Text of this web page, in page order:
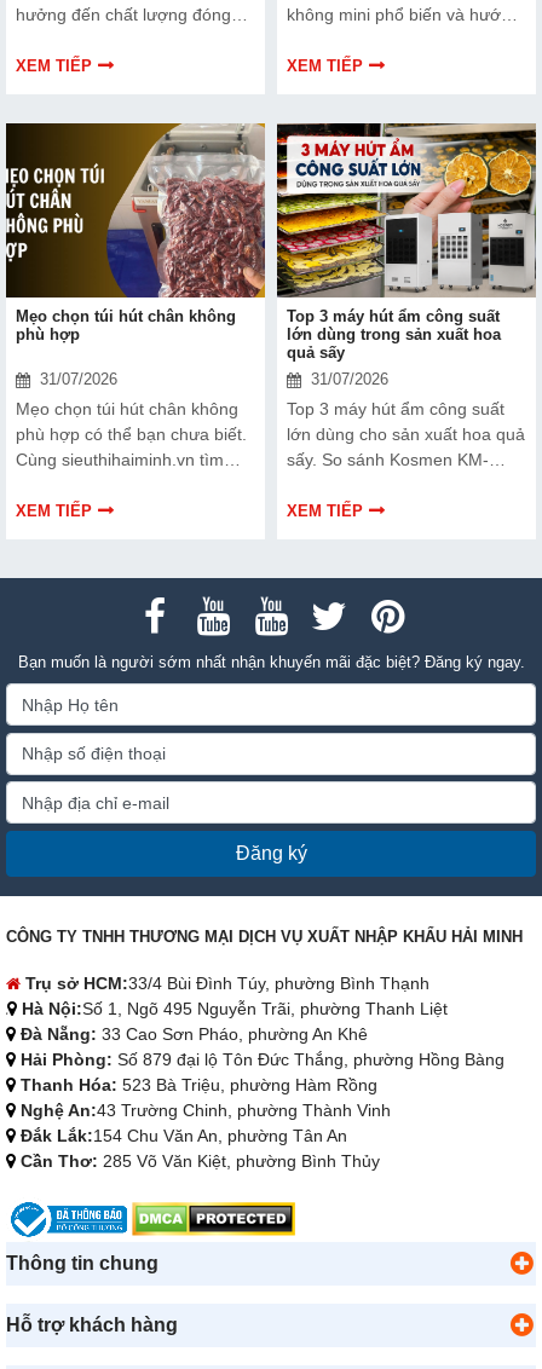
hưởng đến chất lượng đóng
Bài viết dưới đây sẽ giúp bạn
XEM TIẾP
không mini phổ biến và hướng
chuẩn kỹ thuật ngay tại nhà.
XEM TIẾP
Mẹo chọn túi hút chân không
phù hợp
31/07/2026
Mẹo chọn túi hút chân không
phù hợp có thể bạn chưa biết.
Cùng sieuthihaiminh.vn tìm
thông tin bài viết dưới đây nhé!
XEM TIẾP
Top 3 máy hút ẩm công suất
lớn dùng trong sản xuất hoa
quả sấy
31/07/2026
Top 3 máy hút ẩm công suất
lớn dùng cho sản xuất hoa quả
sấy. So sánh Kosmen KM-
FujiE HM-1800D theo công
XEM TIẾP
Bạn muốn là người sớm nhất nhận khuyến mãi đặc biệt? Đăng ký ngay.
Đăng ký
CÔNG TY TNHH THƯƠNG MẠI DỊCH VỤ XUẤT NHẬP KHẨU HẢI MINH
Trụ sở HCM:33/4 Bùi Đình Túy, phường Bình Thạnh
Hà Nội:Số 1, Ngõ 495 Nguyễn Trãi, phường Thanh Liệt
Đà Nẵng: 33 Cao Sơn Pháo, phường An Khê
Hải Phòng: Số 879 đại lộ Tôn Đức Thắng, phường Hồng Bàng
Thanh Hóa: 523 Bà Triệu, phường Hàm Rồng
Nghệ An:43 Trường Chinh, phường Thành Vinh
Đắk Lắk:154 Chu Văn An, phường Tân An
Cần Thơ: 285 Võ Văn Kiệt, phường Bình Thủy
Thông tin chung
Hỗ trợ khách hàng